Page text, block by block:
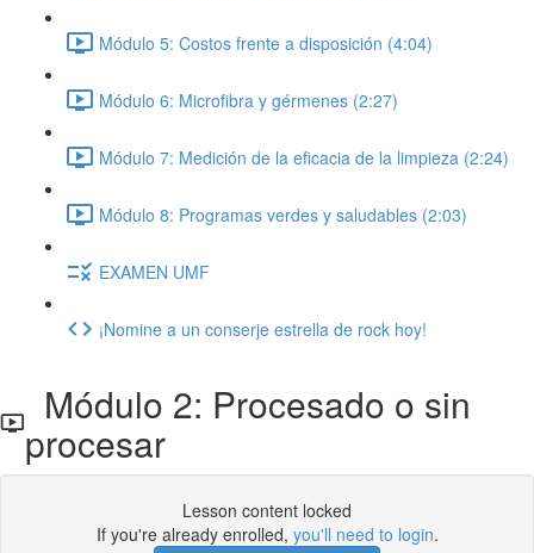
Módulo 5: Costos frente a disposición (4:04)
Módulo 6: Microfibra y gérmenes (2:27)
Módulo 7: Medición de la eficacia de la limpieza (2:24)
Módulo 8: Programas verdes y saludables (2:03)
EXAMEN UMF
¡Nomine a un conserje estrella de rock hoy!
Módulo 2: Procesado o sin
procesar
Lesson content locked
If you're already enrolled, you'll need to login.